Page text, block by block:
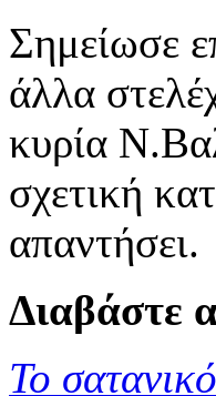
Σημείωσε
άλλα
κυρία
σχετική
απαντήσει.
Διαβάστε
Το